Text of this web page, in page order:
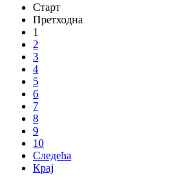
Старт
Претходна
1
2
3
4
5
6
7
8
9
10
Следећа
Крај